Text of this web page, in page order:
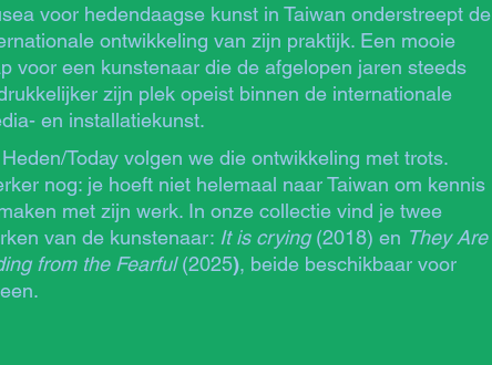
voor hedendaagse kunst in Taiwan onderstreept de
ontwikkeling van zijn praktijk. Een mooie
voor een kunstenaar die de afgelopen jaren steeds
zijn plek opeist binnen de internationale
en installatiekunst.
Today volgen we die ontwikkeling met trots.
nog: je hoeft niet helemaal naar Taiwan om kennis
met zijn werk. In onze collectie vind je twee
van de kunstenaar: It is crying(2018) en They Are
from the Fearful(2025), beide beschikbaar voor